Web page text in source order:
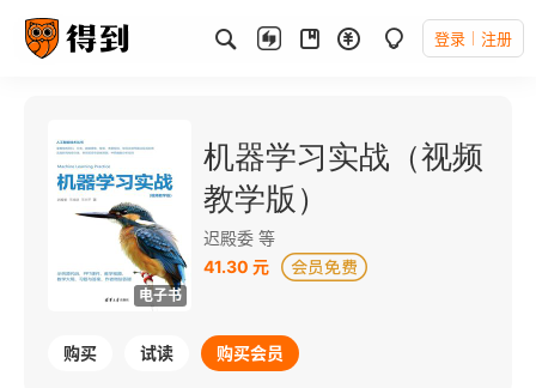
登录 注册
电子书
机器学习实战（视频
教学版）
迟殿委 等
41.30 元
购买 试读 购买会员